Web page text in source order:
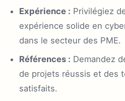
Expérience : Privilégiez
expérience solide en
dans le secteur des PME.
Références : Demandez
de projets réussis et des
satisfaits.